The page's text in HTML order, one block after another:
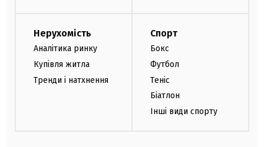
Нерухомість
Аналітика ринку
Купівля житла
Тренди і натхнення
Спорт
Бокс
Футбол
Теніс
Біатлон
Інші види спорту